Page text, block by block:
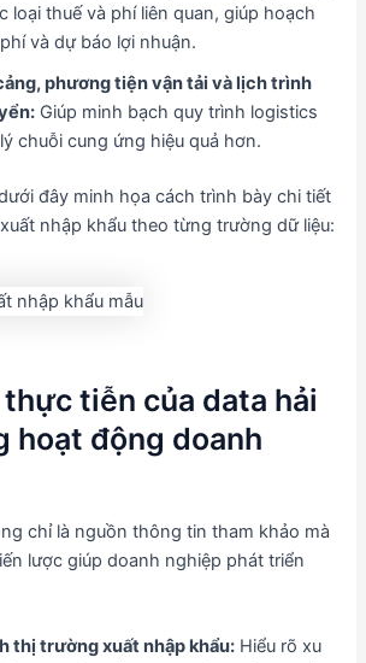
loại thuế và phí liên quan, giúp hoạch
và dự báo lợi nhuận.
phương tiện vận tải và lịch trình
Giúp minh bạch quy trình logistics
chuỗi cung ứng hiệu quả hơn.
đây minh họa cách trình bày chi tiết
nhập khẩu theo từng trường dữ liệu:
tiễn của data hải
hoạt động doanh
chỉ là nguồn thông tin tham khảo mà
lược giúp doanh nghiệp phát triển
thị trường xuất nhập khẩu: Hiểu rõ xu